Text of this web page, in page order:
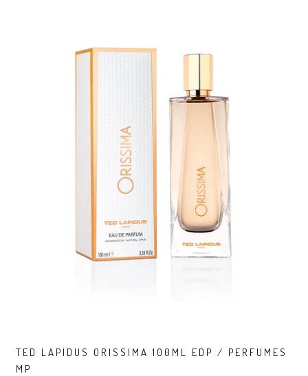
TED LAPIDUS ORISSIMA 100ML EDP / PERFUMES
MP